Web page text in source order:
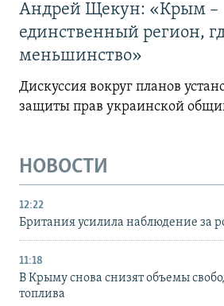
Андрей Щекун: «Крым –
единственный регион,
меньшинство»
Дискуссия вокруг планов
защиты прав украинской
НОВОСТИ
12:22
Британия усилила наблюдение за
11:18
В Крыму снова снизят объемы
топлива